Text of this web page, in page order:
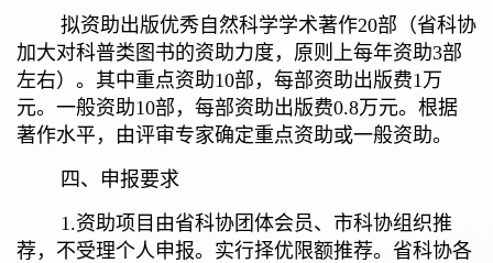
拟资助出版优秀自然科学学术著作20部（省科协
加大对科普类图书的资助力度，原则上每年资助3部
左右）。其中重点资助10部，每部资助出版费1万
元。一般资助10部，每部资助出版费0.8万元。根据
著作水平，由评审专家确定重点资助或一般资助。
四、申报要求
1.资助项目由省科协团体会员、市科协组织推
荐，不受理个人申报。实行择优限额推荐。省科协各